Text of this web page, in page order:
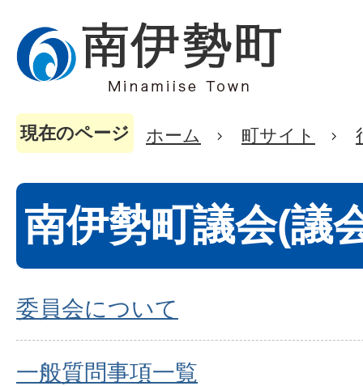
現在のページ ホーム 町サイト
南伊勢町議会(議
委員会について
一般質問事項一覧